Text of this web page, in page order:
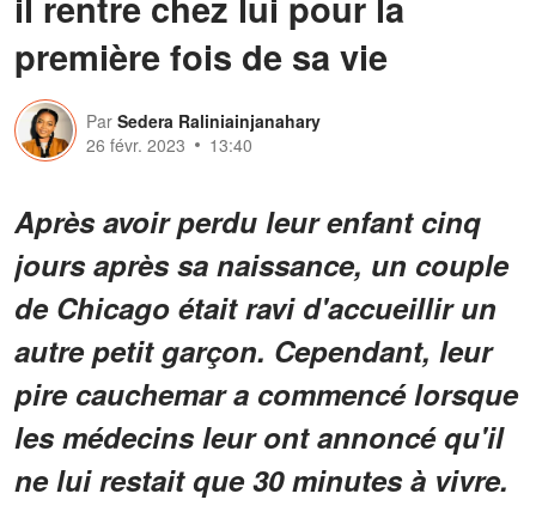
première fois de sa vie
Par Sedera Raliniainjanahary
26 févr. 2023
13:40
Après avoir perdu leur enfant cinq
jours après sa naissance, un couple
de Chicago était ravi d'accueillir un
autre petit garçon. Cependant, leur
pire cauchemar a commencé lorsque
les médecins leur ont annoncé qu'il
ne lui restait que 30 minutes à vivre.